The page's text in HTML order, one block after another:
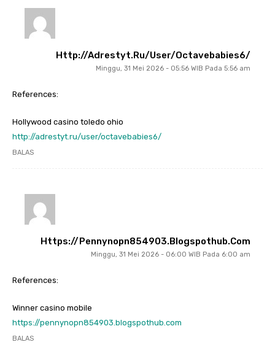
Http://adrestyt.ru/user/octavebabies6/
Minggu, 31 Mei 2026 - 05:56 WIB Pada 5:56 am
References:
Hollywood casino toledo ohio
http://adrestyt.ru/user/octavebabies6/
BALAS
Https://pennynopn854903.blogspothub.com
Minggu, 31 Mei 2026 - 06:00 WIB Pada 6:00 am
References:
Winner casino mobile
https://pennynopn854903.blogspothub.com
BALAS